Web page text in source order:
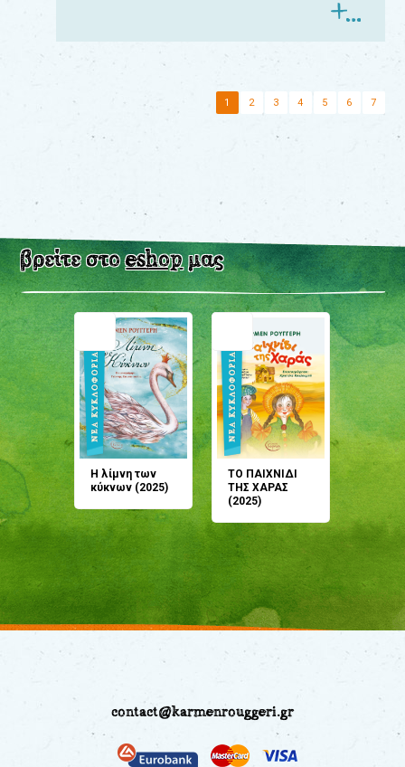
1 2 3 4 5 6 7
βρείτε στοeshopμας
Η λίμνη των
κύκνων (2025)
ΤΟ ΠΑΙΧΝΙΔΙ
ΤΗΣ ΧΑΡΑΣ
(2025)
μου;
(2024)
contact@karmenrouggeri.gr